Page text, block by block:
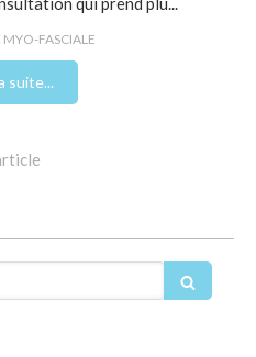
FASCIALE
suite...